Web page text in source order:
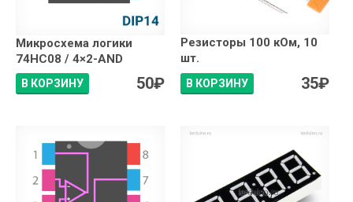
Микросхема логики
74HC08 / 4×2-AND
В КОРЗИНУ 50₽
Резисторы 100 кОм, 10
шт.
В КОРЗИНУ 35₽